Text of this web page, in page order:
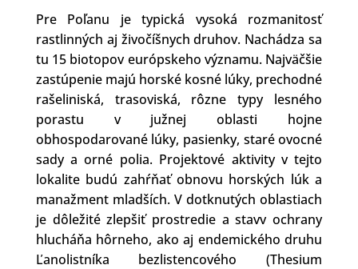
Pre Poľanu je typická vysoká rozmanitosť
rastlinných aj živočíšnych druhov. Nachádza sa
tu 15 biotopov európskeho významu. Najväčšie
zastúpenie majú horské kosné lúky, prechodné
rašeliniská, trasoviská, rôzne typy lesného
porastu v južnej oblasti hojne
obhospodarované lúky, pasienky, staré ovocné
sady a orné polia. Projektové aktivity v tejto
lokalite budú zahŕňať obnovu horských lúk a
manažment mladších. V dotknutých oblastiach
je dôležité zlepšiť prostredie a stavv ochrany
hlucháňa hôrneho, ako aj endemického druhu
Ľanolistníka bezlistencového (Thesium